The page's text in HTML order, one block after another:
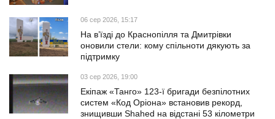
06 сер 2026, 15:17
На в’їзді до Краснопілля та Дмитрівки
оновили стели: кому спільноти дякують за
підтримку
03 сер 2026, 19:00
Екіпаж «Танго» 123-ї бригади безпілотних
систем «Код Оріона» встановив рекорд,
знищивши Shahed на відстані 53 кілометри